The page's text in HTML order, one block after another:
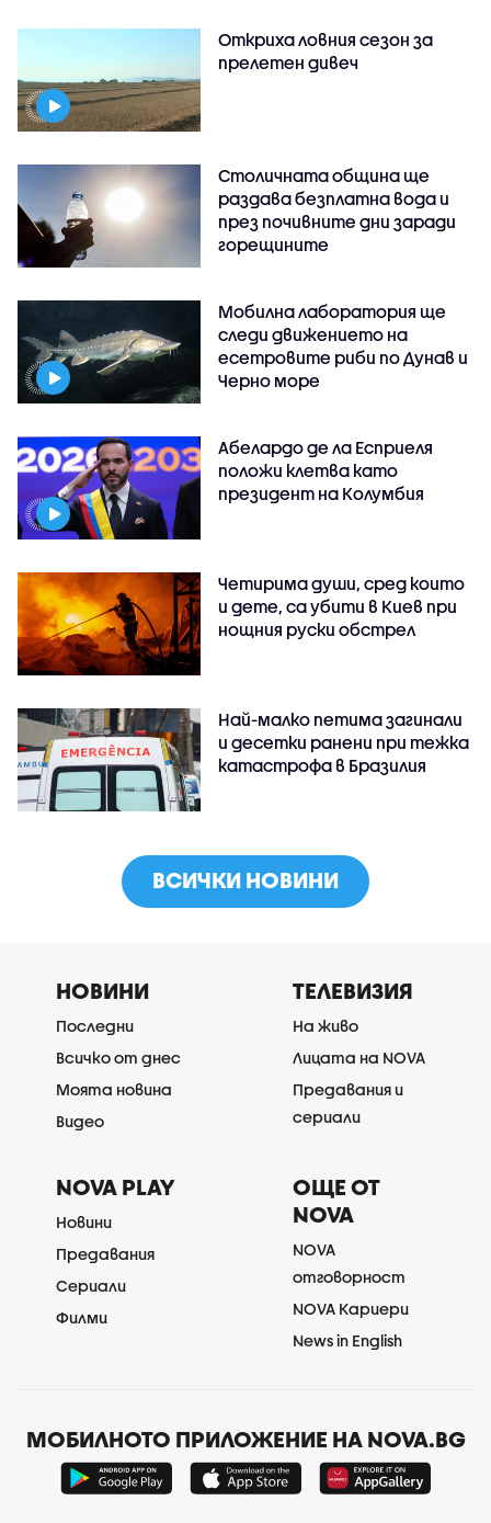
Откриха ловния сезон за
прелетен дивеч
Столичната община ще
раздава безплатна вода и
през почивните дни заради
горещините
Мобилна лаборатория ще
следи движението на
есетровите риби по Дунав и
Черно море
Абелардо де ла Есприеля
положи клетва като
президент на Колумбия
Четирима души, сред които
и дете, са убити в Киев при
нощния руски обстрел
Най-малко петима загинали
и десетки ранени при тежка
катастрофа в Бразилия
ВСИЧКИ НОВИНИ
НОВИНИ
Последни
Всичко от днес
Моята новина
Видео
ТЕЛЕВИЗИЯ
На живо
Лицата на NOVA
Предавания и
сериали
NOVA PLAY
Новини
Предавания
Сериали
Филми
ОЩЕ ОТ
NOVA
NOVA
отговорност
NOVA Кариери
News in English
МОБИЛНОТО ПРИЛОЖЕНИЕ НА NOVA.BG